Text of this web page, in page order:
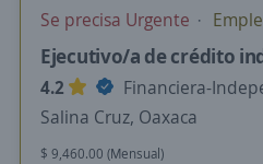
Se precisa Urgente
Ejecutivo/a de crédito
4.2
Financiera-
Salina Cruz, Oaxaca
$ 9,460.00 (Mensual)